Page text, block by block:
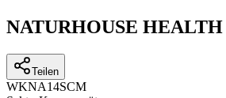
NATURHOUSE HEALTH
Teilen
WKNA14SCM